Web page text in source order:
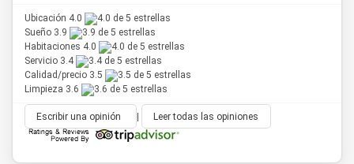
Ubicación 4.0
Sueño 3.9
Habitaciones 4.0
Servicio 3.4
Calidad/precio 3.5
Limpieza 3.6
Escribir una opinión Leer todas las opiniones